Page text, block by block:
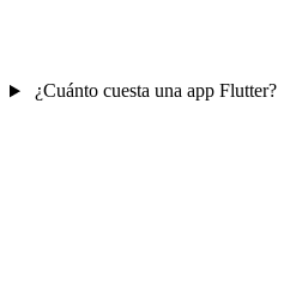
¿Cuánto cuesta una app Flutter?